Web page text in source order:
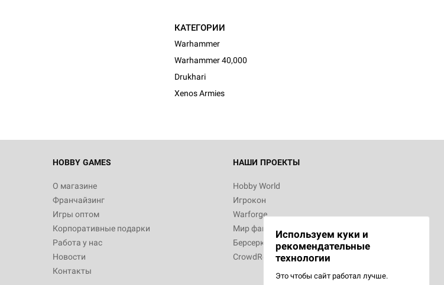
КАТЕГОРИИ
Warhammer
Warhammer 40,000
Drukhari
Xenos Armies
HOBBY GAMES
О магазине
Франчайзинг
Игры оптом
Корпоративные подарки
Работа у нас
Новости
Контакты
НАШИ ПРОЕКТЫ
Hobby World
Игрокон
Warforge
Мир фантастики
Берсерк
CrowdRepublic
Используем куки и
рекомендательные
технологии
Это чтобы сайт работал лучше.